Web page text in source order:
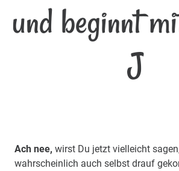
und beginnt
J
Ach nee, wirst Du jetzt vielleicht
wahrscheinlich auch selbst drauf